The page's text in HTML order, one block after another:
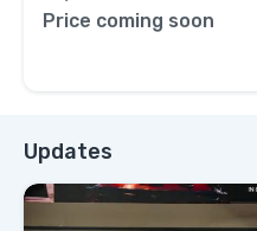
Price coming soon
Updates